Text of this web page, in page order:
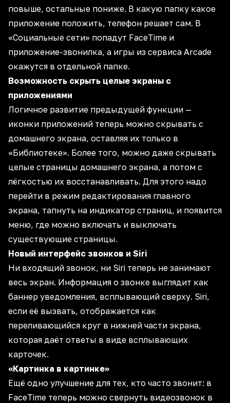
повыше, остальные пониже. В какую папку какое
приложение положить, телефон решает сам. В
«Социальные сети» попадут FaceTime и
приложение-звонилка, а игры из сервиса Arcade
окажутся в отдельной папке.
Возможность скрыть целые экраны с
приложениями
Логичное развитие предыдущей функции —
иконки приложений теперь можно скрывать с
домашнего экрана, оставляя их только в
«Библиотеке». Более того, можно даже скрывать
целые страницы домашнего экрана, а потом с
лёгкостью их восстанавливать. Для этого надо
перейти в режим редактирования главного
экрана, тапнуть на индикатор страниц, и появится
меню, где можно включать и выключать
существующие страницы.
Новый интерфейс звонков и Siri
Ни входящий звонок, ни Siri теперь не занимают
весь экран. Информация о звонке выглядит как
баннер уведомления, всплывающий сверху. Siri,
если её вызвать, отображается как
переливающийся круг в нижней части экрана,
которая даёт ответы в виде всплывающих
карточек.
«Картинка в картинке»
Ещё одно улучшение для тех, кто часто звонит: в
FaceTime теперь можно свернуть видеозвонок в